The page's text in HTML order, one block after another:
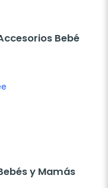
Bebé
y Mamás